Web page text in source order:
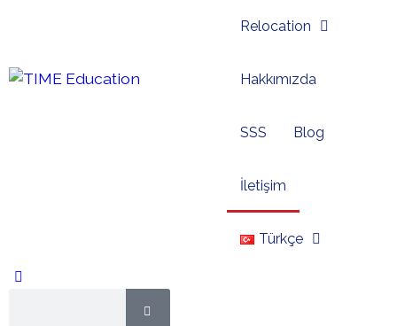
Relocation
Hakkımızda
SSS Blog
İletişim
Türkçe